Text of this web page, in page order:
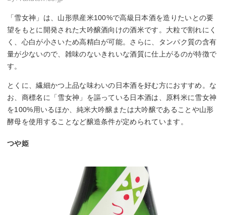
「雪女神」は、山形県産米100%で高級日本酒を造りたいとの要
望をもとに開発された大吟醸酒向けの酒米です。大粒で割れにく
く、心白が小さいため高精白が可能。さらに、タンパク質の含有
量が少ないので、雑味のないきれいな酒質に仕上がるのが特徴で
す。
とくに、繊細かつ上品な味わいの日本酒を好む方におすすめ。な
お、商標名に「雪女神」を謳っている日本酒は、原料米に雪女神
を100%用いるほか、純米大吟醸または大吟醸であることや山形
酵母を使用することなど醸造条件が定められています。
つや姫